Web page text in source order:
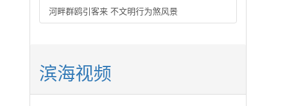
河畔群鸥引客来 不文明行为煞风景
滨海视频